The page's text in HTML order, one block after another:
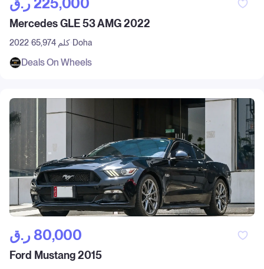
Mercedes GLE 53 AMG 2022
2022 65,974 كلم Doha
Deals On Wheels
ر.ق‎ 80,000
Ford Mustang 2015